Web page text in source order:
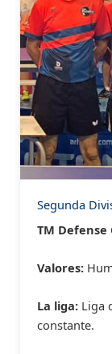
Segunda
TM Defense
Valores:
La liga: Liga
constante.